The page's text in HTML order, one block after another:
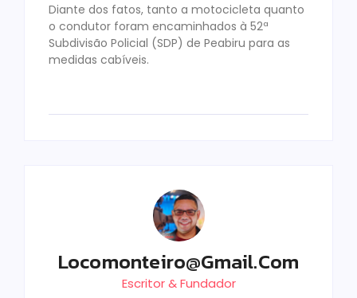
Diante dos fatos, tanto a motocicleta quanto
o condutor foram encaminhados à 52ª
Subdivisão Policial (SDP) de Peabiru para as
medidas cabíveis.
Locomonteiro@gmail.com
Escritor & Fundador